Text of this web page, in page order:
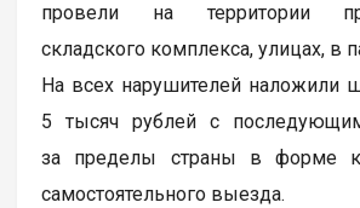
провели на территории
складского комплекса, улицах, в
На всех нарушителей наложили
5 тысяч рублей с
за пределы страны в форме
самостоятельного выезда.